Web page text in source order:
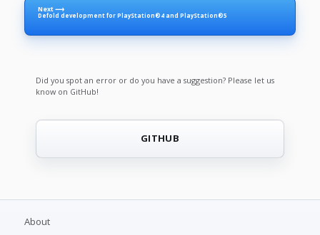
Next ⟶
Defold development for PlayStation®4 and PlayStation®5
Did you spot an error or do you have a suggestion? Please let us
know on GitHub!
GITHUB
About